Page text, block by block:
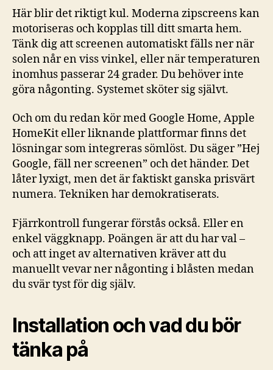
Här blir det riktigt kul. Moderna zipscreens kan
motoriseras och kopplas till ditt smarta hem.
Tänk dig att screenen automatiskt fälls ner när
solen når en viss vinkel, eller när temperaturen
inomhus passerar 24 grader. Du behöver inte
göra någonting. Systemet sköter sig självt.
Och om du redan kör med Google Home, Apple
HomeKit eller liknande plattformar finns det
lösningar som integreras sömlöst. Du säger ”Hej
Google, fäll ner screenen” och det händer. Det
låter lyxigt, men det är faktiskt ganska prisvärt
numera. Tekniken har demokratiserats.
Fjärrkontroll fungerar förstås också. Eller en
enkel väggknapp. Poängen är att du har val –
och att inget av alternativen kräver att du
manuellt vevar ner någonting i blåsten medan
du svär tyst för dig själv.
Installation och vad du bör
tänka på